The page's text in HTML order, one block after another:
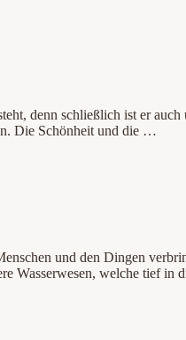
denn schließlich ist er
Die Schönheit und die …
und den Dingen
Wasserwesen, welche tief in